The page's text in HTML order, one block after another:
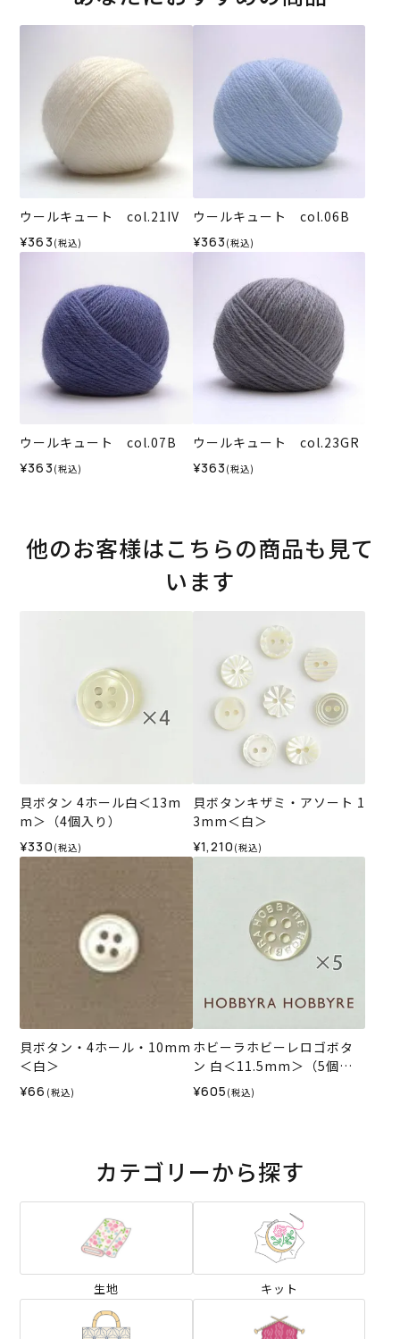
ウールキュート col.21IV
¥363 (税込)
ウールキュート col.06B
¥363 (税込)
ウールキュート col.07B
¥363 (税込)
ウールキュート col.23GR
¥363 (税込)
他のお客様はこちらの商品も見て
います
貝ボタン 4ホール白＜13m
m＞（4個入り）
¥330 (税込)
貝ボタンキザミ・アソート 1
3mm＜白＞
¥1,210 (税込)
貝ボタン・4ホール・10mm
＜白＞
¥66 (税込)
ホビーラホビーレロゴボタ
ン 白＜11.5mm＞（5個入
り）
¥605 (税込)
カテゴリーから探す
生地 キット